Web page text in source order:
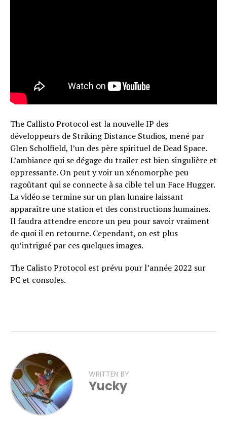
The Callisto Protocol est la nouvelle IP des
développeurs de Striking Distance Studios, mené par
Glen Scholfield, l’un des père spirituel de Dead Space.
L’ambiance qui se dégage du trailer est bien singulière et
oppressante. On peut y voir un xénomorphe peu
ragoûtant qui se connecte à sa cible tel un Face Hugger.
La vidéo se termine sur un plan lunaire laissant
apparaître une station et des constructions humaines.
Il faudra attendre encore un peu pour savoir vraiment
de quoi il en retourne. Cependant, on est plus
qu’intrigué par ces quelques images.
The Calisto Protocol est prévu pour l’année 2022 sur
PC et consoles.
WRITTEN BY
Yucky